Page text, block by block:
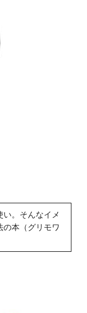
。そんなイメ
本（グリモワ